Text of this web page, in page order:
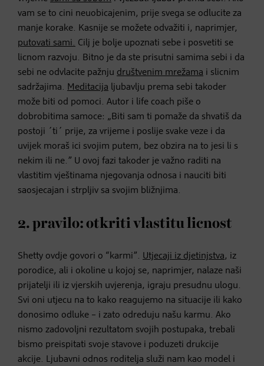
vam se to cini neuobicajenim, prije svega se odlucite za
manje korake. Kasnije se možete odvažiti i, naprimjer,
putovati sami. Cilj je bolje upoznati sebe i posvetiti se
licnom razvoju. Bitno je da ste prisutni samima sebi i da
sebi ne odvlacite pažnju društvenim mrežama i slicnim
sadržajima. Meditacija ljubavlju prema sebi takoder
može biti od pomoci. Autor i life coach piše o
dobrobitima samoce: „Biti sam ti pomaže da shvatiš da
postoji ´ti´ prije, za vrijeme i poslije svake veze i da
uvijek moraš ici svojim putem, bez obzira na to jesi li s
nekim ili ne.” U ovoj fazi takoder je važno raditi na
vlastitim vještinama njegovanja odnosa i nauciti biti
saosjecajan i strpljiv sa svojim bližnjima.
2. pravilo: otkriti vlastitu licnost
Shetty ovdje govori o “karmi”. Utjecaji iz djetinjstva, iz
porodice, ali i okoline u kojoj se, naprimjer, nalaze naši
prijatelji ili iz vjerskih uvjerenja, igraju presudnu ulogu.
Svi oni utjecu na to kako reagujemo na situacije ili kako
donosimo odluke – i zato odreduju našu karmu. Ako
nismo zadovoljni rezultatom svojih postupaka, trebali
bismo preispitati svoje stavove i poduzeti drukcije
akcije. Ljubavni odnos roditelja služi nam kao model i